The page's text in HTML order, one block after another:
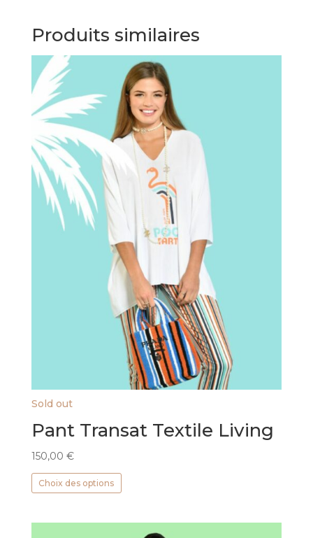
Produits similaires
Sold out
Pant Transat Textile Living
150,00 €
Choix des options
Ce
plusieurs